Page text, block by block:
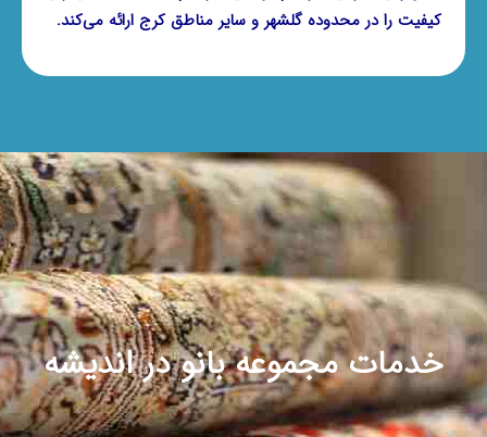
کیفیت را در محدوده گلشهر و سایر مناطق کرج ارائه می‌کند.
خدمات مجموعه بانو در اندیشه